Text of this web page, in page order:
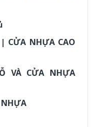
CỬA NHỰA CAO
VÀ CỬA NHỰA
NHỰA